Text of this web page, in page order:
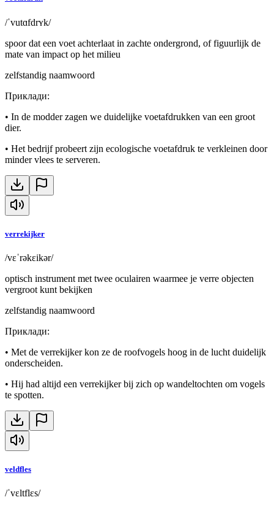
/ˈvutɑfdrʏk/
spoor dat een voet achterlaat in zachte ondergrond, of figuurlijk de
mate van impact op het milieu
zelfstandig naamwoord
Приклади:
• In de modder zagen we duidelijke voetafdrukken van een groot
dier.
• Het bedrijf probeert zijn ecologische voetafdruk te verkleinen door
minder vlees te serveren.
verrekijker
/vɛˈrəkɛikər/
optisch instrument met twee oculairen waarmee je verre objecten
vergroot kunt bekijken
zelfstandig naamwoord
Приклади:
• Met de verrekijker kon ze de roofvogels hoog in de lucht duidelijk
onderscheiden.
• Hij had altijd een verrekijker bij zich op wandeltochten om vogels
te spotten.
veldfles
/ˈvɛltflɛs/